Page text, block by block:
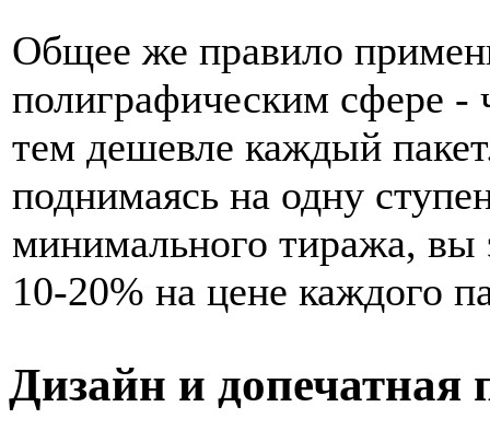
Общее же правило
полиграфическим сфере
тем дешевле каждый
поднимаясь на одну
минимального тиража, вы
10-20% на цене каждого
Дизайн и допечатная